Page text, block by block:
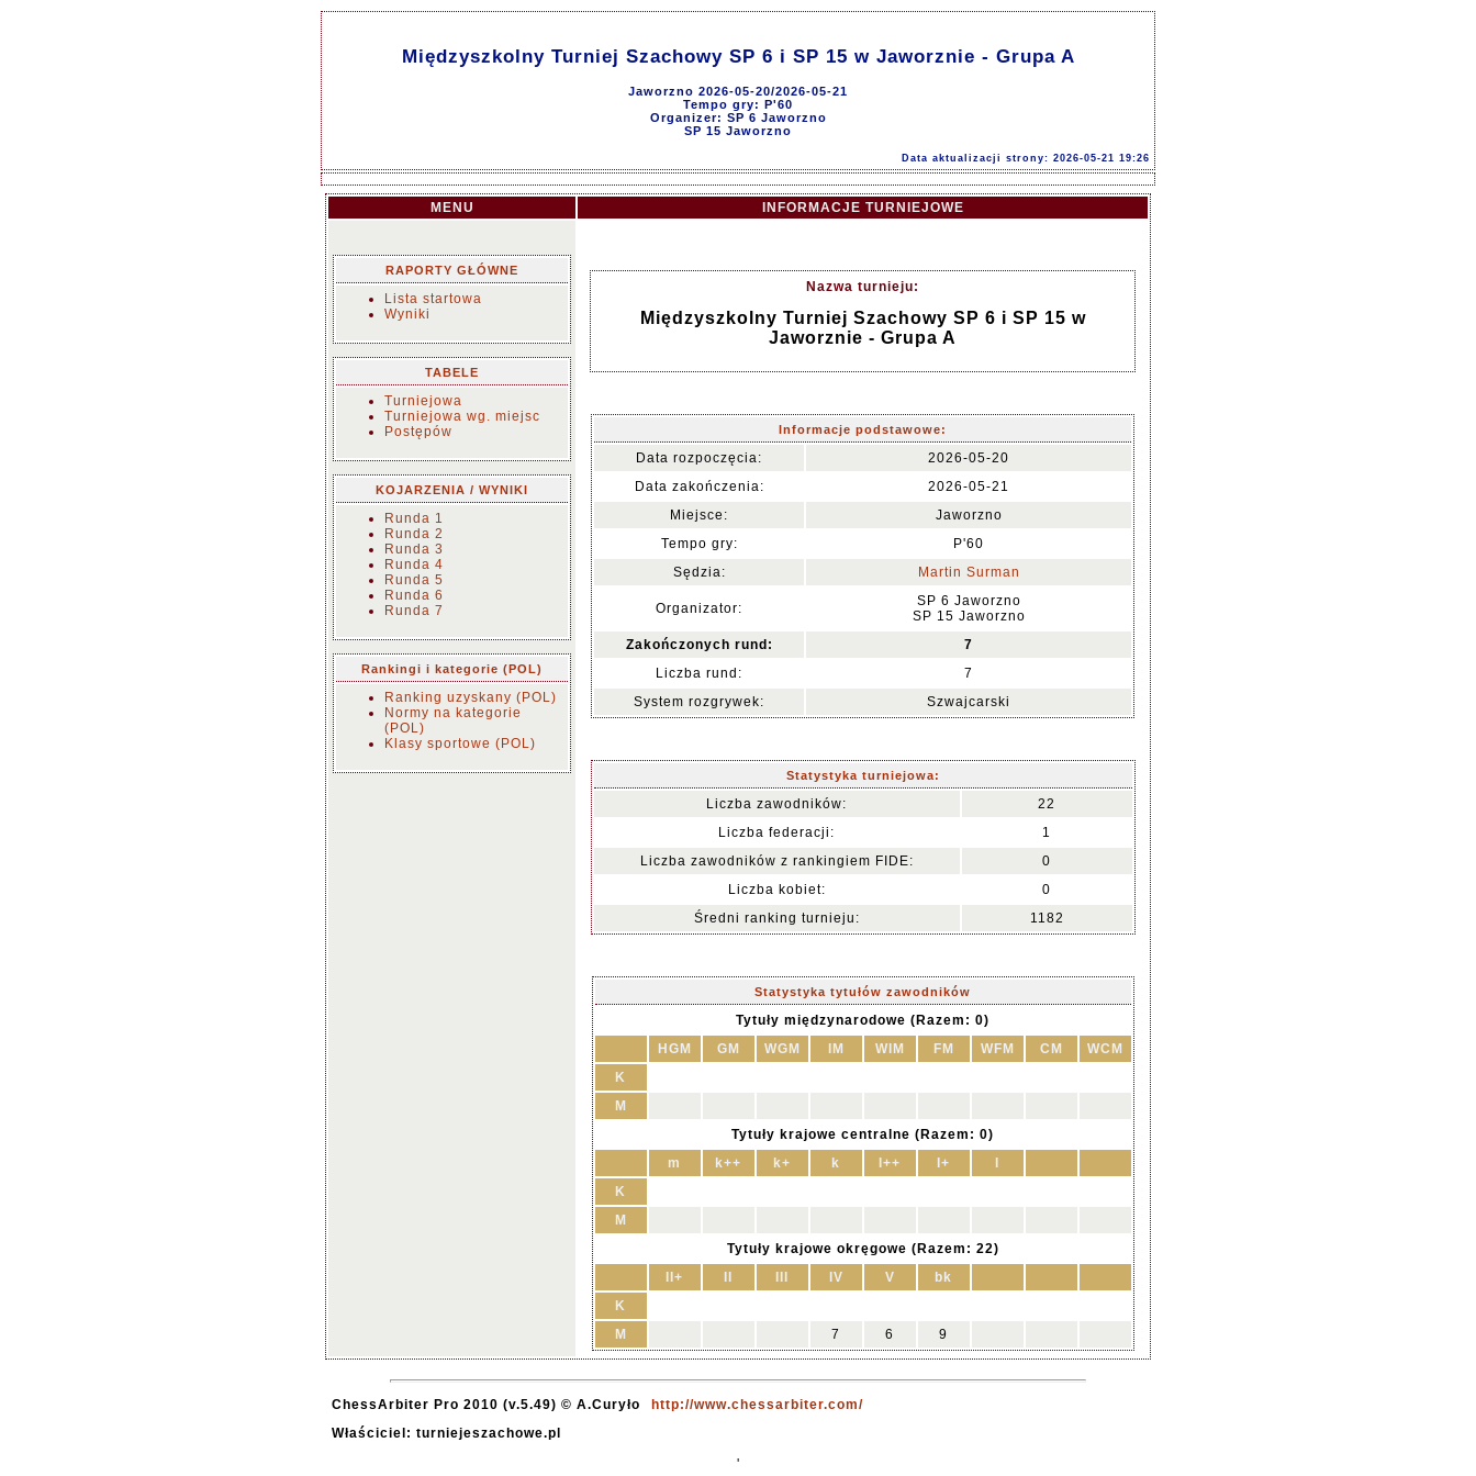
Międzyszkolny Turniej Szachowy SP 6 i SP 15 w Jaworznie - Grupa A
Jaworzno 2026-05-20/2026-05-21
Tempo gry: P'60
Organizer: SP 6 Jaworzno
SP 15 Jaworzno
Data aktualizacji strony: 2026-05-21 19:26
MENU INFORMACJE TURNIEJOWE
RAPORTY GŁÓWNE
Lista startowa
Wyniki
TABELE
Turniejowa
Turniejowa wg. miejsc
Postępów
KOJARZENIA / WYNIKI
Runda 1
Runda 2
Runda 3
Runda 4
Runda 5
Runda 6
Runda 7
Rankingi i kategorie (POL)
Ranking uzyskany (POL)
Normy na kategorie
(POL)
Klasy sportowe (POL)
Nazwa turnieju:
Międzyszkolny Turniej Szachowy SP 6 i SP 15 w
Jaworznie - Grupa A
Informacje podstawowe:
Data rozpoczęcia:
2026-05-20
Data zakończenia:
2026-05-21
Miejsce:
Jaworzno
Tempo gry:
P'60
Sędzia:
Martin Surman
Organizator:
SP 6 Jaworzno
SP 15 Jaworzno
Zakończonych rund:
7
Liczba rund:
7
System rozgrywek:
Szwajcarski
Statystyka turniejowa:
Liczba zawodników:
22
Liczba federacji:
1
Liczba zawodników z rankingiem FIDE:
0
Liczba kobiet:
0
Średni ranking turnieju:
1182
Statystyka tytułów zawodników
Tytuły międzynarodowe (Razem: 0)
HGM
GM WGM IM WIM FM WFM CM
WCM
K
M
Tytuły krajowe centralne (Razem: 0)
m
k++ k+ k I++ I+
K
M
Tytuły krajowe okręgowe (Razem: 22)
II+
IV V
bk
K
M
7 6 9
ChessArbiter Pro 2010 (v.5.49) © A.Curyło
http://www.chessarbiter.com/
Właściciel: turniejeszachowe.pl
'